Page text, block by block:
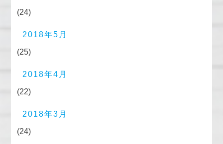
(24)
2018年5月
(25)
2018年4月
(22)
2018年3月
(24)